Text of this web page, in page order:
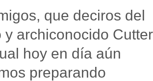
que deciros del
y archiconocido Cutter
hoy en día aún
preparando